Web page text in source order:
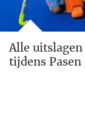
Alle uitslagen
tijdens Pasen